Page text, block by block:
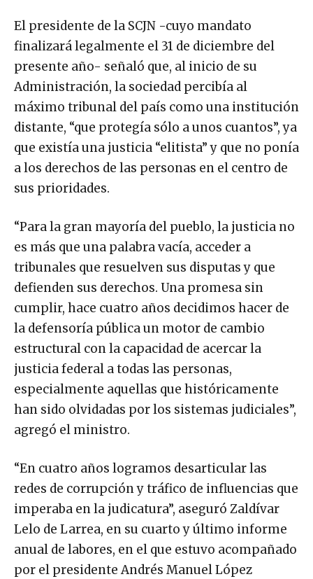
El presidente de la SCJN -cuyo mandato
finalizará legalmente el 31 de diciembre del
presente año- señaló que, al inicio de su
Administración, la sociedad percibía al
máximo tribunal del país como una institución
distante, “que protegía sólo a unos cuantos”, ya
que existía una justicia “elitista” y que no ponía
a los derechos de las personas en el centro de
sus prioridades.
“Para la gran mayoría del pueblo, la justicia no
es más que una palabra vacía, acceder a
tribunales que resuelven sus disputas y que
defienden sus derechos. Una promesa sin
cumplir, hace cuatro años decidimos hacer de
la defensoría pública un motor de cambio
estructural con la capacidad de acercar la
justicia federal a todas las personas,
especialmente aquellas que históricamente
han sido olvidadas por los sistemas judiciales”,
agregó el ministro.
“En cuatro años logramos desarticular las
redes de corrupción y tráfico de influencias que
imperaba en la judicatura”, aseguró Zaldívar
Lelo de Larrea, en su cuarto y último informe
anual de labores, en el que estuvo acompañado
por el presidente Andrés Manuel López